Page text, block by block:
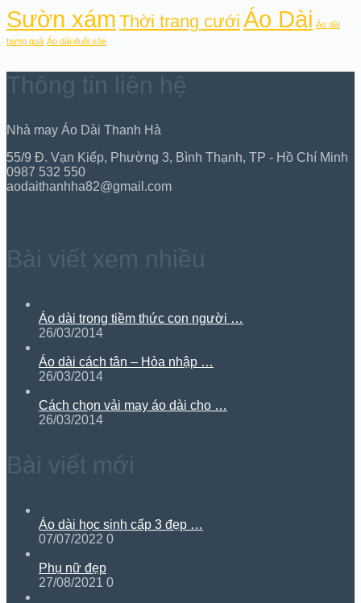
Sườn xám Thời trang cưới Áo Dài Áo dài
bưng quả Áo dài đuôi xòe
Thông tin liên hệ
Nhà may Áo Dài Thanh Hà
55/9 Đ. Vạn Kiếp, Phường 3, Bình Thạnh, TP - Hồ Chí Minh
0987 532 550
aodaithanhha82@gmail.com
Bài viết xem nhiều
Áo dài trong tiềm thức con người …
26/03/2014
Áo dài cách tân – Hòa nhập …
26/03/2014
Cách chọn vải may áo dài cho …
26/03/2014
Bài viết mới
Áo dài học sinh cấp 3 đẹp …
07/07/2022 0
Phụ nữ đẹp
27/08/2021 0